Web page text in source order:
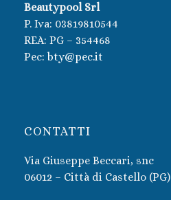
Beautypool Srl
P. Iva: 03819810544
REA: PG – 354468
Pec: bty@pec.it
CONTATTI
Via Giuseppe Beccari, snc
06012 – Città di Castello (PG)